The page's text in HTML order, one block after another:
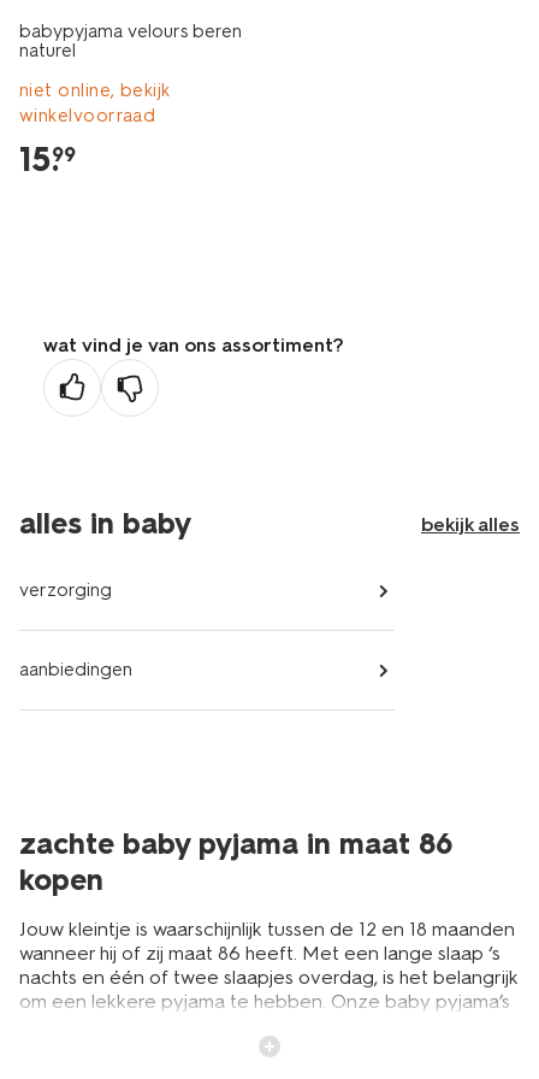
babypyjama velours beren
naturel
niet online, bekijk
winkelvoorraad
15.
99
wat vind je van ons assortiment?
alles in baby bekijk alles
verzorging
aanbiedingen
zachte baby pyjama in maat 86
kopen
Jouw kleintje is waarschijnlijk tussen de 12 en 18 maanden
wanneer hij of zij maat 86 heeft. Met een lange slaap ‘s
nachts en één of twee slaapjes overdag, is het belangrijk
om een lekkere pyjama te hebben. Onze baby pyjama’s
Combineer de pyjama in maat 86 met zacht